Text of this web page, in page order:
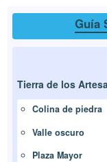
Guía
Tierra de los
Colina de piedra
Valle oscuro
Plaza Mayor